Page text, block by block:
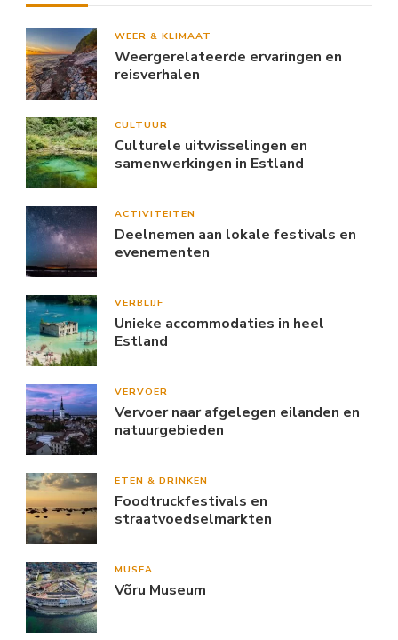
WEER & KLIMAAT
Weergerelateerde ervaringen en
reisverhalen
CULTUUR
Culturele uitwisselingen en
samenwerkingen in Estland
ACTIVITEITEN
Deelnemen aan lokale festivals en
evenementen
VERBLIJF
Unieke accommodaties in heel
Estland
VERVOER
Vervoer naar afgelegen eilanden en
natuurgebieden
ETEN & DRINKEN
Foodtruckfestivals en
straatvoedselmarkten
MUSEA
Võru Museum